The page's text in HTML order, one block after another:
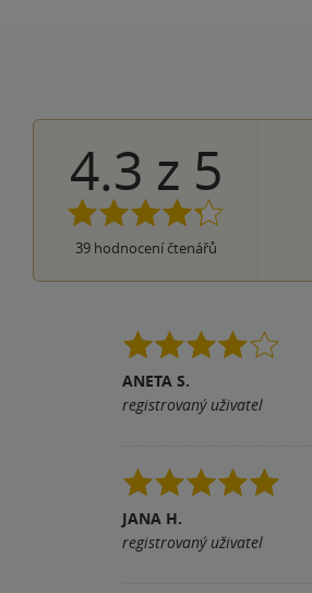
4.3 z 5
39hodnocení čtenářů
ANETA S.
registrovaný uživatel
JANA H.
registrovaný uživatel